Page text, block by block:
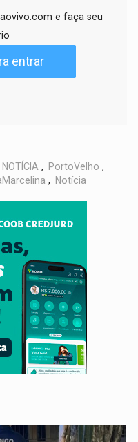
e faça seu
entrar
NOTÍCIA , PortoVelho ,
, Notícia